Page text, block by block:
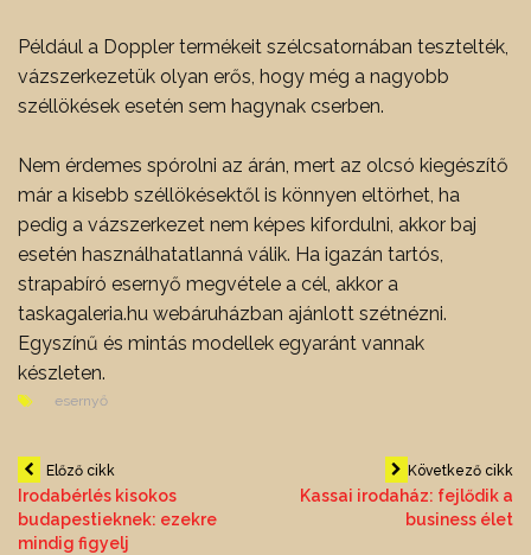
Például a Doppler termékeit szélcsatornában tesztelték,
vázszerkezetük olyan erős, hogy még a nagyobb
széllökések esetén sem hagynak cserben.
Nem érdemes spórolni az árán, mert az olcsó kiegészítő
már a kisebb széllökésektől is könnyen eltörhet, ha
pedig a vázszerkezet nem képes kifordulni, akkor baj
esetén használhatatlanná válik. Ha igazán tartós,
strapabíró esernyő megvétele a cél, akkor a
taskagaleria.hu webáruházban ajánlott szétnézni.
Egyszínű és mintás modellek egyaránt vannak
készleten.
esernyő
Bejegyzés
navigáció
Előző cikk
Irodabérlés kisokos
budapestieknek: ezekre
mindig figyelj
Következő cikk
Kassai irodaház: fejlődik a
business élet